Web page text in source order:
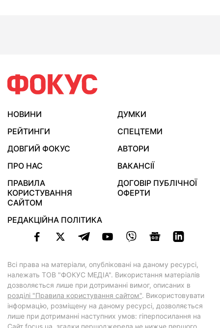
НОВИНИ
ДУМКИ
РЕЙТИНГИ
СПЕЦТЕМИ
ДОВГИЙ ФОКУС
АВТОРИ
ПРО НАС
ВАКАНСІЇ
ПРАВИЛА
КОРИСТУВАННЯ
САЙТОМ
ДОГОВІР ПУБЛІЧНОЇ
ОФЕРТИ
РЕДАКЦІЙНА ПОЛІТИКА
Всі права на матеріали, опубліковані на даному ресурсі,
належать ТОВ "ФОКУС МЕДІА". Використання матеріалів
дозволяється лише при дотриманні вимог, описаних в
розділі "Правила користування сайтом". Використовувати
інформацію, розміщену на даному ресурсі, дозволяється
лише при дотриманні наступних умов: гіперпосилання на
Cайт focus.ua, згадки першоджерела не нижче першого